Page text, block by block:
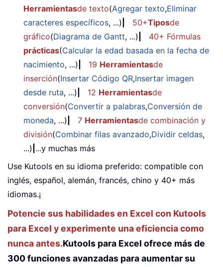
Herramientasde texto(Agregar texto,Eliminar
caracteres específicos, ...) 50+Tiposde
gráfico(Diagrama de Gantt, ...)
40+ Fórmulas
prácticas(Calcular la edad basada en la fecha de
nacimiento, ...) 19 Herramientasde
inserción(Insertar Código QR,Insertar imagen
desde ruta, ...) 12 Herramientasde
conversión(Convertir a palabras,Conversión de
moneda, ...) 7 Herramientasde combinación y
división(Combinar filas avanzado,Dividir celdas,
...) ...y muchas más
Use Kutools en su idioma preferido: compatible con
inglés, español, alemán, francés, chino y 40+ más
idiomas.¡
Potencie sus habilidades en Excel con Kutools
para Excel y experimente una eficiencia como
nunca antes.Kutools para Excel ofrece más de
300 funciones avanzadas para aumentar su